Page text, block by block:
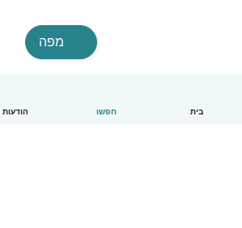
בית חפשו הודעות
מפה